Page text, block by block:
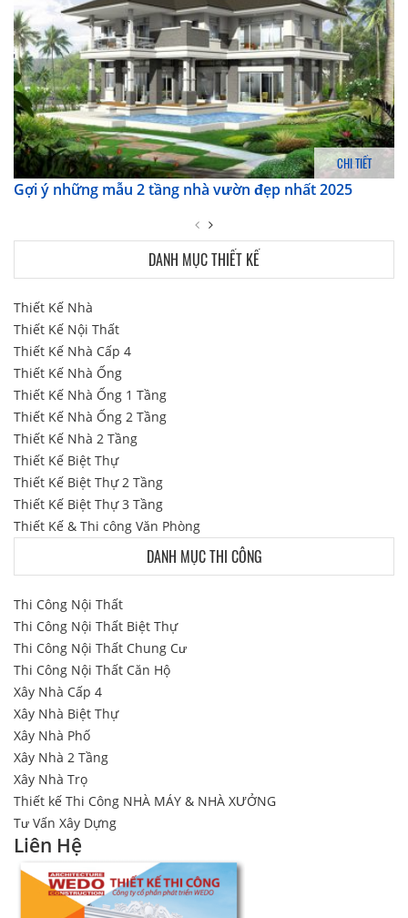
CHI TIẾT
Gợi ý những mẫu 2 tầng nhà vườn đẹp nhất 2025
DANH MỤC THIẾT KẾ
Thiết Kế Nhà
Thiết Kế Nội Thất
Thiết Kế Nhà Cấp 4
Thiết Kế Nhà Ống
Thiết Kế Nhà Ống 1 Tầng
Thiết Kế Nhà Ống 2 Tầng
Thiết Kế Nhà 2 Tầng
Thiết Kế Biệt Thự
Thiết Kế Biệt Thự 2 Tầng
Thiết Kế Biệt Thự 3 Tầng
Thiết Kế & Thi công Văn Phòng
DANH MỤC THI CÔNG
Thi Công Nội Thất
Thi Công Nội Thất Biệt Thự
Thi Công Nội Thất Chung Cư
Thi Công Nội Thất Căn Hộ
Xây Nhà Cấp 4
Xây Nhà Biệt Thự
Xây Nhà Phố
Xây Nhà 2 Tầng
Xây Nhà Trọ
Thiết kế Thi Công NHÀ MÁY & NHÀ XƯỞNG
Tư Vấn Xây Dựng
Liên Hệ